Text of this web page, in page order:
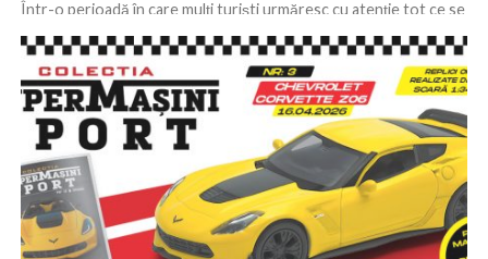
Într-o perioadă în care mulți turiști urmăresc cu atenție tot ce se